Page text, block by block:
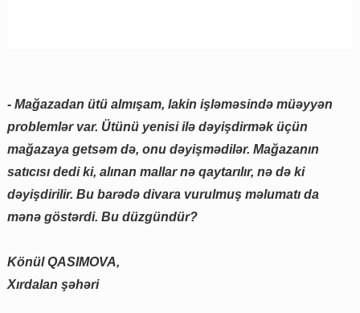
- Mağazadan ütü almışam, lakin işləməsində müəyyən
problemlər var. Ütünü yenisi ilə dəyişdirmək üçün
mağazaya getsəm də, onu dəyişmədilər. Mağazanın
satıcısı dedi ki, alınan mallar nə qaytarılır, nə də ki
dəyişdirilir. Bu barədə divara vurulmuş məlumatı da
mənə göstərdi. Bu düzgündür?
Könül QASIMOVA,
Xırdalan şəhəri